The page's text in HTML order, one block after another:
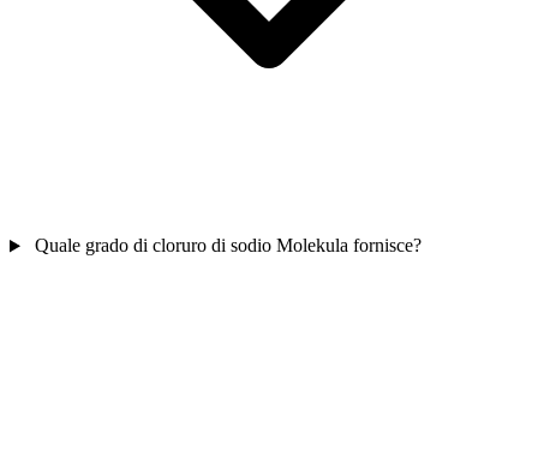
Quale grado di cloruro di sodio Molekula fornisce?